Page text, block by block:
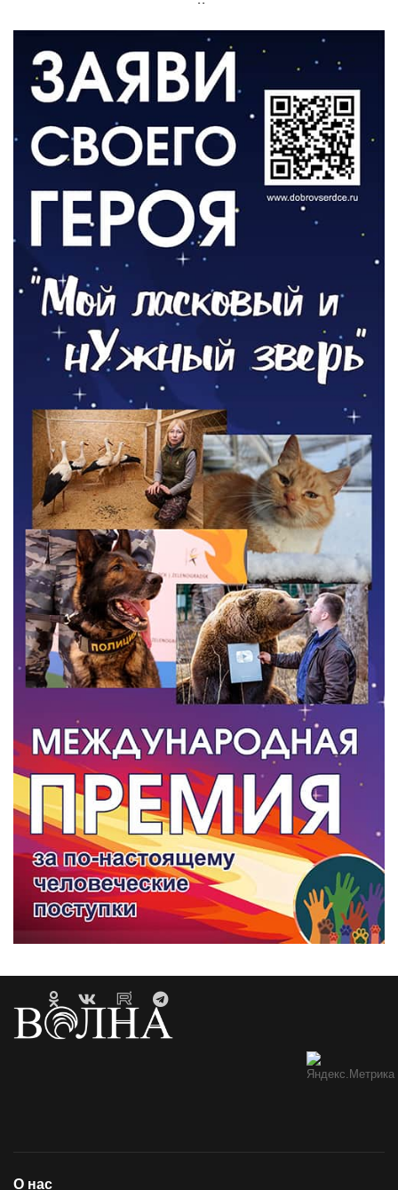
Администрация онлайн
ВЛАСТЬ
День памяти и «Симфония народов»
06.08.2026
Новый настил на экотропе
05.08.2026
О нас